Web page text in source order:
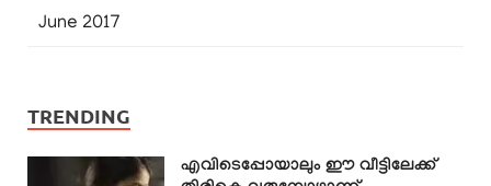
June 2017
TRENDING
എവിടെപ്പോയാലും ഈ വീട്ടിലേക്ക്